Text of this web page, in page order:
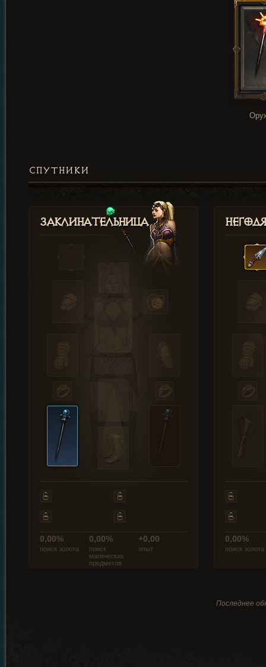
СПУТНИКИ
Заклинательница
0,00%
поиск золота
0,00%
поиск
магических
предметов
+0,00
опыт
0,00%
поиск золота
Последнее